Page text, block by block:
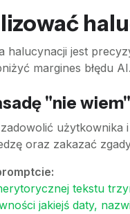
halucynacji jest
margines błędu
"nie
oraz zakazać
tekstu
jakiejś daty,